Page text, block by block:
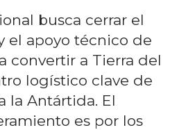
busca cerrar el
el apoyo técnico de
convertir a Tierra del
logístico clave de
la Antártida. El
es por los